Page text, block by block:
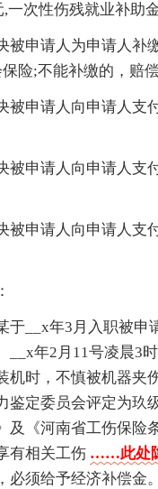
一次性伤残就业补助金
被申请人为申请人补
险;不能补缴的，赔偿
被申请人向申请人支
被申请人向申请人支
被申请人向申请人支
于__x年3月入职被申
__x年2月11号凌晨3
机时，不慎被机器夹
鉴定委员会评定为玖
及《河南省工伤保险
有相关工伤 ……此处
必须给予经济补偿金。